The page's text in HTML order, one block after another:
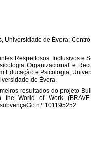
Universidade de Évora;
Respeitosos, Inclusivos e
Organizacional e
Educação e Psicologia,
de Évora.
resultados do projeto
the World of Work
n.º 101195252.